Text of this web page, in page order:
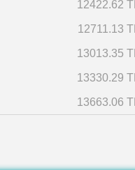
12422.62 TL
12711.13 TL
13013.35 TL
13330.29 TL
13663.06 TL